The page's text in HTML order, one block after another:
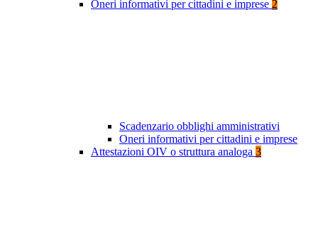
Oneri informativi per cittadini e imprese 2
Scadenzario obblighi amministrativi
Oneri informativi per cittadini e imprese
Attestazioni OIV o struttura analoga 3